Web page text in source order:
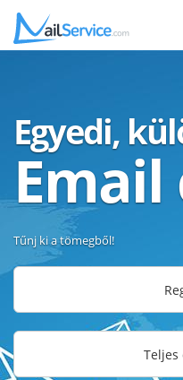
Egyedi,
Tűnj ki a tömegből!